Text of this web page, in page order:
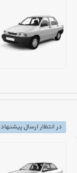
در انتظار ارسال پیشنهاد